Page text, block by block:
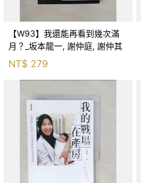
【W93】我還能再看到幾次滿
月？_坂本龍一, 謝仲庭, 謝仲其
NT$ 279